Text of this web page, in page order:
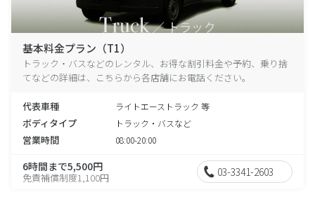
基本料金プラン（T1）
トラック・バスなどのレンタル、お得な割引料金や予約、乗り捨
てなどの詳細は、こちらから各店舗にお電話ください。
代表車種 ライトエーストラック 等
ボディタイプ トラック・バスなど
営業時間 08:00-20:00
6時間まで5,500円
免責補償制度1,100円 03-3341-2603